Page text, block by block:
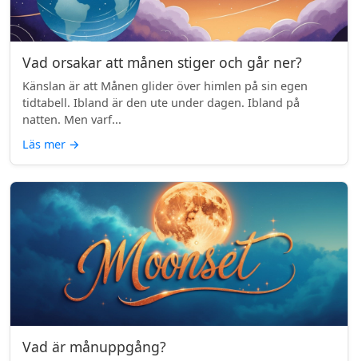
Vad orsakar att månen stiger och går ner?
Känslan är att Månen glider över himlen på sin egen
tidtabell. Ibland är den ute under dagen. Ibland på
natten. Men varf...
Läs mer →
Vad är månuppgång?